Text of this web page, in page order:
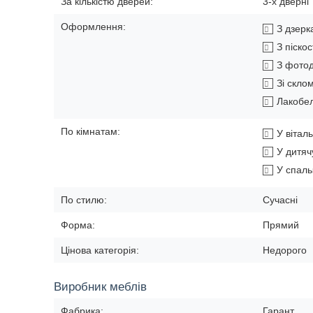
Оформлення:
З
З
З
Зі склом
По кімнатам:
У
У
У
По стилю: Сучасні
Форма: Прямий
Цінова категорія: Недорого
Виробник меблів